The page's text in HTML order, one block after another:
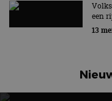
een
13